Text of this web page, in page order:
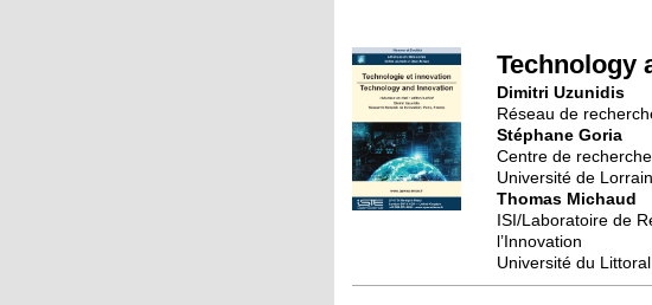
Technology
Dimitri Uzunidis
Réseau de
Stéphane Goria
Centre de
Université de
Thomas Michaud
ISI/Laboratoire de
l’Innovation
Université du